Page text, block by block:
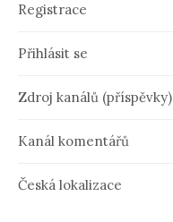
Registrace
Přihlásit se
Zdroj kanálů (příspěvky)
Kanál komentářů
Česká lokalizace